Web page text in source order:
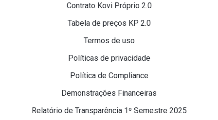
Contrato Kovi Próprio 2.0
Tabela de preços KP 2.0
Termos de uso
Políticas de privacidade
Política de Compliance
Demonstrações Financeiras
Relatório de Transparência 1º Semestre 2025